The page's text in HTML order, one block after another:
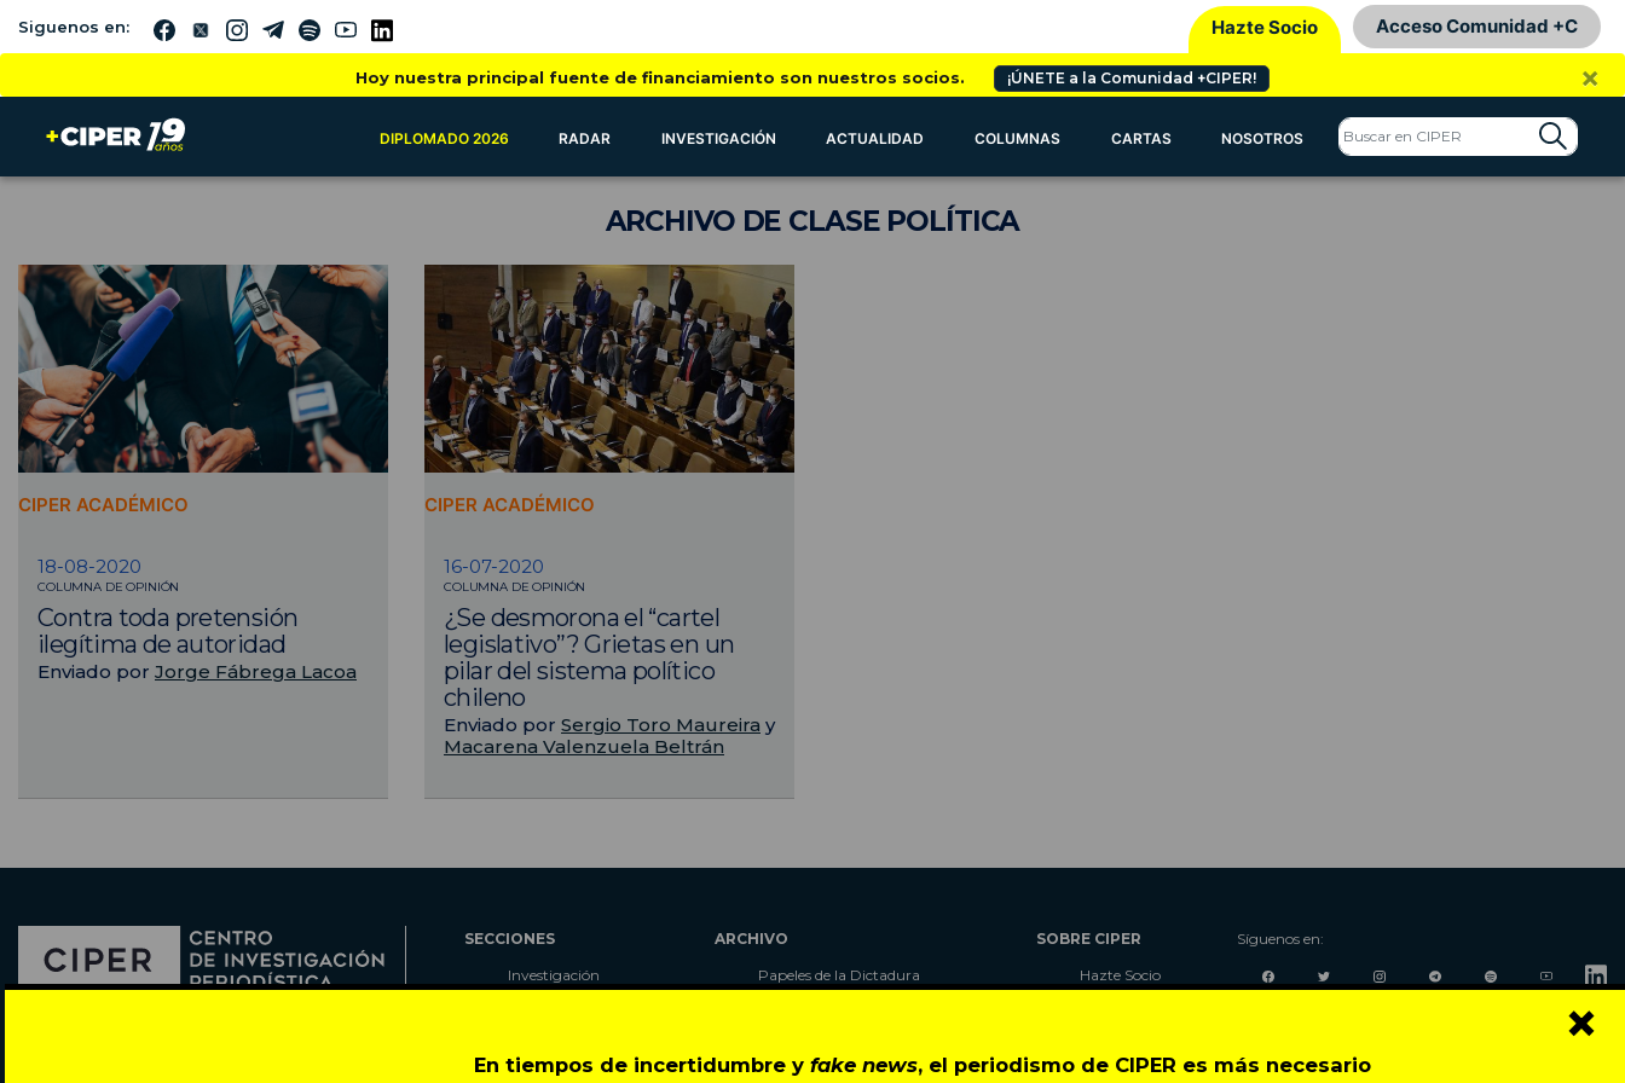
En tiempos de incertidumbre yfake news, el periodismo de CIPER es más necesario
×
Siguenos en: Hazte Socio Acceso Comunidad +C
Hoy nuestra principal fuente de financiamiento son nuestros socios. ¡ÚNETE a la Comunidad +CIPER! ×
DIPLOMADO 2026 RADAR INVESTIGACIÓN ACTUALIDAD COLUMNAS CARTAS NOSOTROS
ARCHIVODE CLASE POLÍTICA
CIPER ACADÉMICO
18-08-2020
COLUMNA DE OPINIÓN
Contra toda pretensión
ilegítima de autoridad
Enviado por Jorge Fábrega Lacoa
CIPER ACADÉMICO
16-07-2020
COLUMNA DE OPINIÓN
¿Se desmorona el “cartel
legislativo”? Grietas en un
pilar del sistema político
chileno
Enviado por Sergio Toro Maureira y
Macarena Valenzuela Beltrán
SECCIONES
Investigación
Cartas
ARCHIVO
Papeles de la Dictadura
SOBRE CIPER
Hazte Socio
Contacto
Síguenos en: